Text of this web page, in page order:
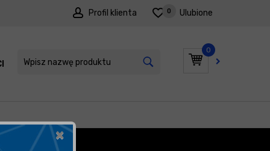
Profil klienta Ulubione
0
0
PROMOCJE
×